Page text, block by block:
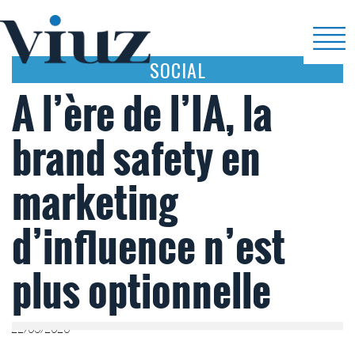
SOCIAL
A l’ère de l’IA, la
brand safety en
marketing
d’influence n’est
plus optionnelle
22/05/2026